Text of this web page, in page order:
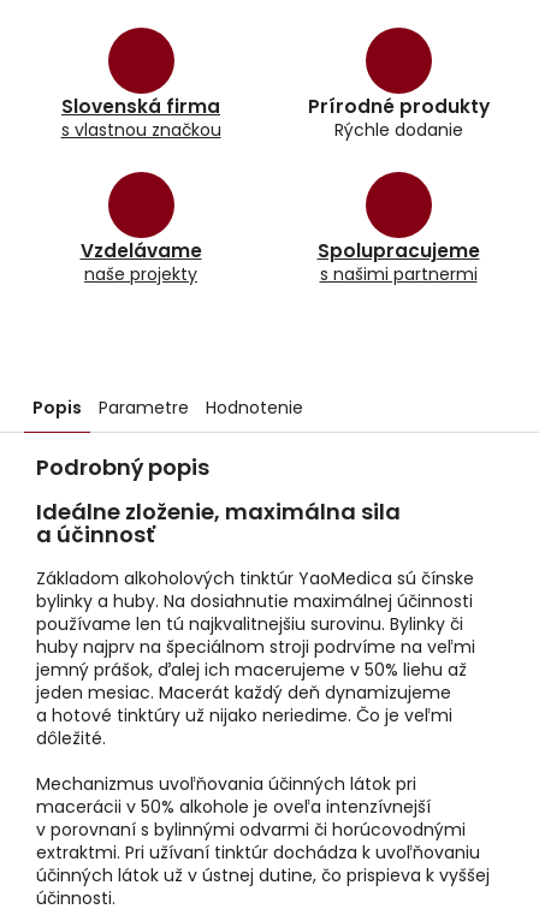
Slovenská firma
s vlastnou značkou
Prírodné produkty
Rýchle dodanie
Vzdelávame
naše projekty
Spolupracujeme
s našimi partnermi
Popis Parametre Hodnotenie
Podrobný popis
Ideálne zloženie, maximálna sila
a účinnosť
Základom alkoholových tinktúr YaoMedica sú čínske
bylinky a huby. Na dosiahnutie maximálnej účinnosti
používame len tú najkvalitnejšiu surovinu. Bylinky či
huby najprv na špeciálnom stroji podrvíme na veľmi
jemný prášok, ďalej ich macerujeme v 50% liehu až
jeden mesiac. Macerát každý deň dynamizujeme
a hotové tinktúry už nijako neriedime. Čo je veľmi
dôležité.
Mechanizmus uvoľňovania účinných látok pri
macerácii v 50% alkohole je oveľa intenzívnejší
v porovnaní s bylinnými odvarmi či horúcovodnými
extraktmi. Pri užívaní tinktúr dochádza k uvoľňovaniu
účinných látok už v ústnej dutine, čo prispieva k vyššej
účinnosti.